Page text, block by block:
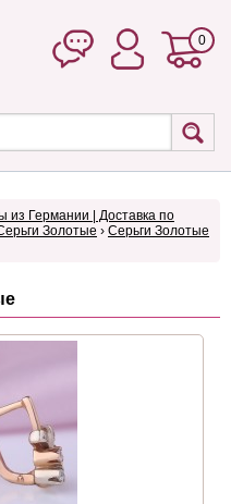
0
из Германии | Доставка по
Золотые › Серьги Золотые